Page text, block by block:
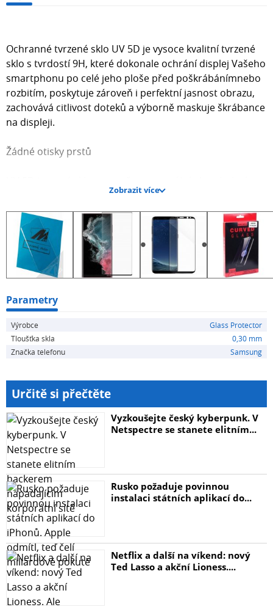
Ochranné tvrzené sklo UV 5D je vysoce kvalitní tvrzené
sklo s tvrdostí 9H, které dokonale ochrání displej Vašeho
smartphonu po celé jeho ploše před poškrábánímnebo
rozbitím, poskytuje zároveň i perfektní jasnost obrazu,
zachovává citlivost doteků a výborně maskuje škrábance
na displeji.
Žádné otisky prstů
vrstvou, která odpuzuje tuky a mastnoty. Displej Vašeho
smartphonu tak bude bez otisků prstů a nečistot, které
na něm běžně ulpívají.
Aplikaci zvládne každý
Další skvělou výhodou tohoto 5D tvrzeného skla je jeho
velmi snadná aplikace. Díky aplikační sadě bude jeho
připevnění na displej Vašeho smartphonu opravdu
hračka.
Po očištění displeje přiloženými hadříky na něho nakapte
nechte lepidlo samovolně roztéct po celém jeho
povrchu. Pomocí přiložené UV lampy cca 2 - 3 minuty
přejíždějte po displeji, díky čemuž dojde k dodatečnému
zatvrdnutí lepidla, takže sklo bude na displeji opravdu
perfektně sedět.
Obsah balení:
- 1x ochranné tvrzené sklo
- 1x suchá utěrka
- 1x mokrá utěrka
- 1x samolepky pro odstranění prachu a překrytí
Zobrazit více
Parametry
Výrobce
Glass Protector
Tloušťka skla
0,30 mm
Značka telefonu
Samsung
Určitě si přečtěte
Vyzkoušejte český kyberpunk. V
Netspectre se stanete elitním...
Rusko požaduje povinnou
instalaci státních aplikací do...
Netflix a další na víkend: nový
Ted Lasso a akční Lioness....